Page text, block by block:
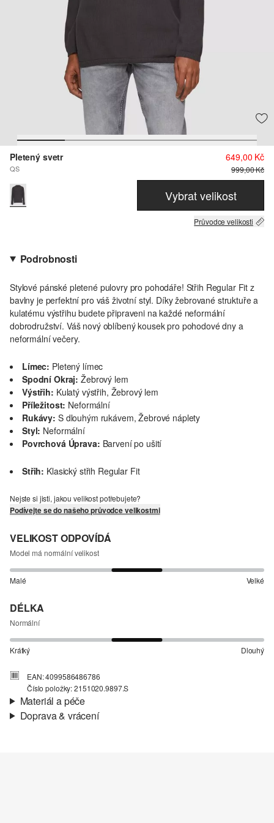
Pletený svetr
QS
649,00 Kč
999,00 Kč
Vybrat velikost
Průvodce velikosti
Podrobnosti
Stylové pánské pletené pulovry pro pohodáře! Střih Regular Fit z
bavlny je perfektní pro váš životní styl. Díky žebrované struktuře a
kulatému výstřihu budete připraveni na každé neformální
dobrodružství. Váš nový oblíbený kousek pro pohodové dny a
neformální večery.
Límec: Pletený límec
Spodní Okraj: Žebrový lem
Výstřih: Kulatý výstřih, Žebrový lem
Příležitost: Neformální
Rukávy: S dlouhým rukávem, Žebrové náplety
Styl: Neformální
Povrchová Úprava: Barvení po ušití
Střih: Klasický střih Regular Fit
Nejste si jisti, jakou velikost potřebujete?
Podívejte se do našeho průvodce velikostmi
VELIKOST ODPOVÍDÁ
Model má normální velikost
Malé Velké
DÉLKA
Normální
Krátký Dlouhý
EAN: 4099586486786
Číslo položky: 2151020.9897.S
Materiál a péče
Doprava & vrácení